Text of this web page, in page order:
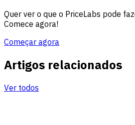
Quer ver o que o PriceLabs pode
Comece agora!
Começar agora
Artigos relacionados
Ver todos